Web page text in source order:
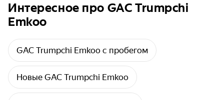
Интересное про GAC Trumpchi
Emkoo
GAC Trumpchi Emkoo с пробегом
Новые GAC Trumpchi Emkoo